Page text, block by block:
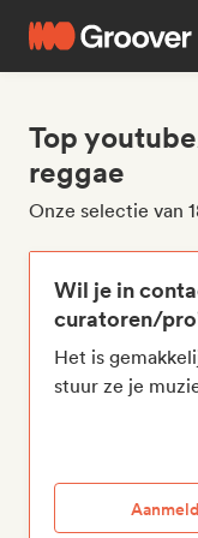
Top
reggae
Onze selectie van
Wil je in
curatoren/
Het is
stuur ze je